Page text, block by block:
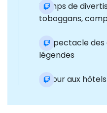
Temps de
toboggans,
Le spectacle des
légendes
Retour aux hôtels